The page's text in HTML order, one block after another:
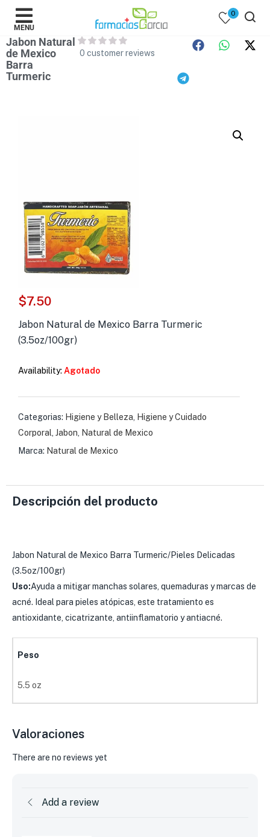
Bebes )
Populares )
y Suplementos )
MENU
0
Jabon Natural
de Mexico
Barra
Turmeric
0 customer reviews
$7.50
Jabon Natural de Mexico Barra Turmeric
(3.5oz/100gr)
Availability: Agotado
Categorias: Higiene y Belleza
Higiene y Cuidado
Corporal Jabon
Natural de Mexico
Marca: Natural de Mexico
Descripción del producto
Jabon Natural de Mexico Barra Turmeric/Pieles Delicadas
(3.5oz/100gr)
Uso:Ayuda a mitigar manchas solares, quemaduras y marcas de
acné. Ideal para pieles atópicas, este tratamiento es
antioxidante, cicatrizante, antiinflamatorio y antiacné.
Peso
5.5 oz
Valoraciones
There are no reviews yet
Add a review